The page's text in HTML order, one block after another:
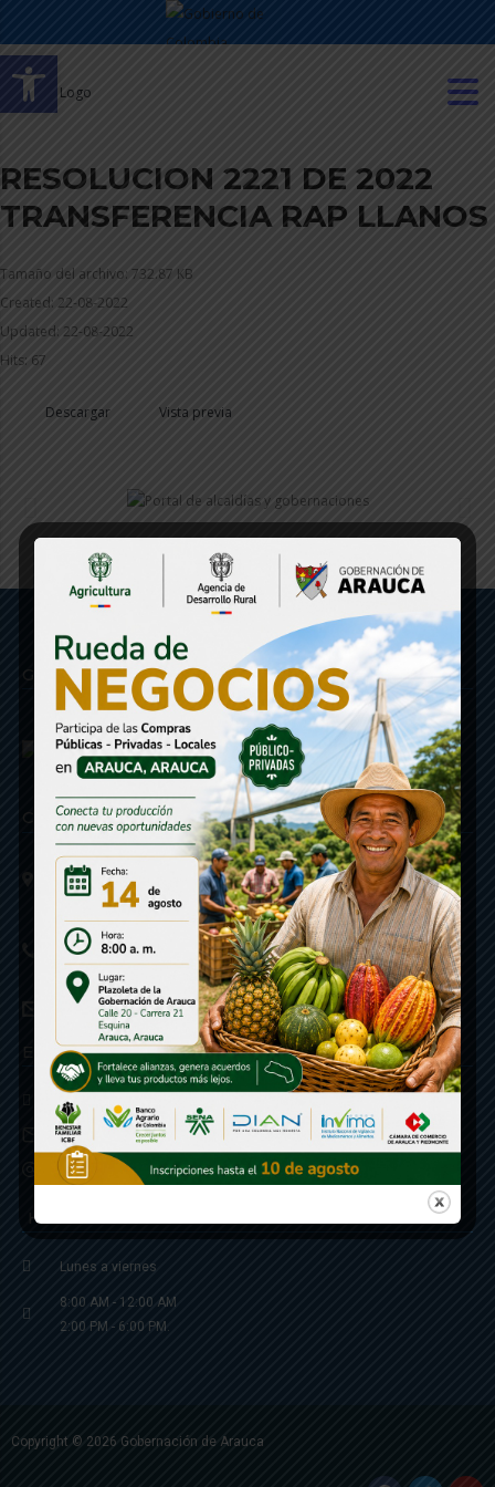
Abrir barra de herramientas
RESOLUCION 2221 DE 2022
TRANSFERENCIA RAP LLANOS
Tamaño del archivo: 732.87 KB
Created: 22-08-2022
Updated: 22-08-2022
Hits: 67
Descargar Vista previa
Gobernación de Arauca
Contáctenos
Calle 20 - Carrera 21 Esquina
Código postal 810001
Linea de Servicio a la Ciudadania: 57- 6078851946
Linea Anticorrupción: 607885 3374
correspondencia: archivogeneral@arauca.gov.co
Enlaces
Política de Seguridad y Termino de Uso
Notificaciones judiciales: notificacionjudicial@arauca.gov.co
Correo Institucional
Horario de atención
Lunes a viernes
8:00 AM - 12:00 AM
2:00 PM - 6:00 PM.
Copyright © 2026 Gobernación de Arauca